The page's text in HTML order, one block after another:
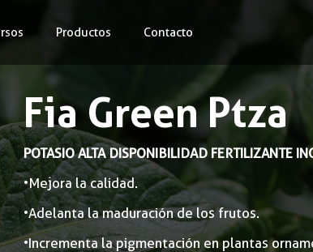
Productos Contacto
Fia Green Ptza
POTASIO ALTA DISPONIBILIDAD FERTILIZANTE
•Mejora la calidad.
•Adelanta la maduración de los frutos.
•Incrementa la pigmentación en plantas